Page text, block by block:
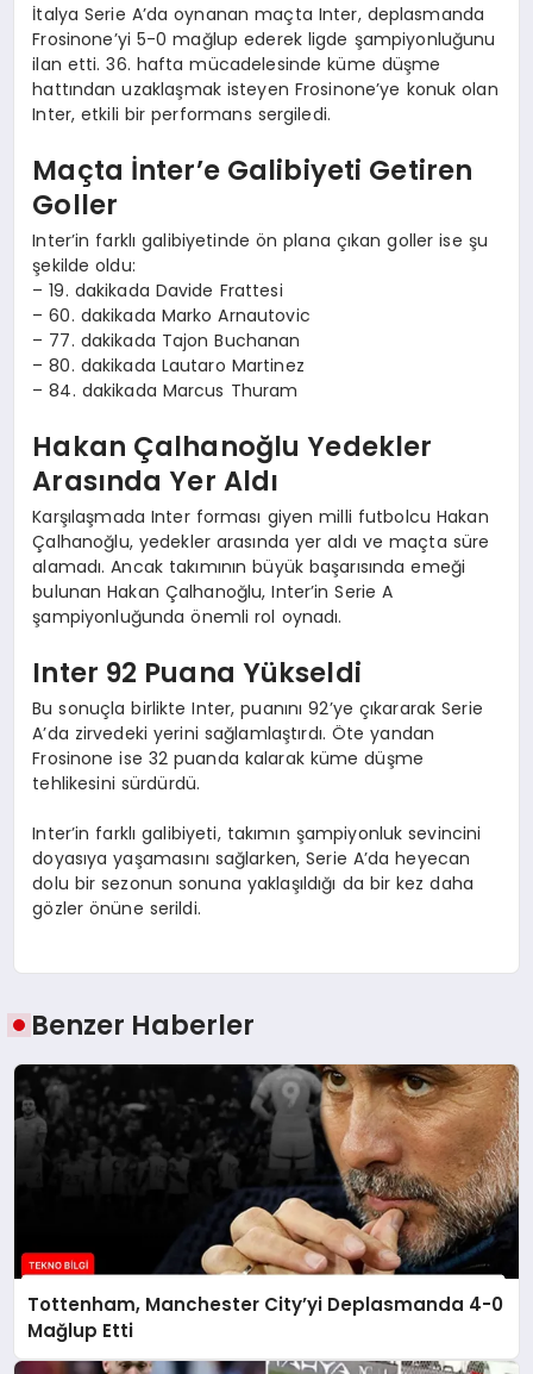
İtalya Serie A’da oynanan maçta Inter, deplasmanda
Frosinone’yi 5-0 mağlup ederek ligde şampiyonluğunu
ilan etti. 36. hafta mücadelesinde küme düşme
hattından uzaklaşmak isteyen Frosinone’ye konuk olan
Inter, etkili bir performans sergiledi.
Maçta İnter’e Galibiyeti Getiren
Goller
Inter’in farklı galibiyetinde ön plana çıkan goller ise şu
şekilde oldu:
– 19. dakikada Davide Frattesi
– 60. dakikada Marko Arnautovic
– 77. dakikada Tajon Buchanan
– 80. dakikada Lautaro Martinez
– 84. dakikada Marcus Thuram
Hakan Çalhanoğlu Yedekler
Arasında Yer Aldı
Karşılaşmada Inter forması giyen milli futbolcu Hakan
Çalhanoğlu, yedekler arasında yer aldı ve maçta süre
alamadı. Ancak takımının büyük başarısında emeği
bulunan Hakan Çalhanoğlu, Inter’in Serie A
şampiyonluğunda önemli rol oynadı.
Inter 92 Puana Yükseldi
Bu sonuçla birlikte Inter, puanını 92’ye çıkararak Serie
A’da zirvedeki yerini sağlamlaştırdı. Öte yandan
Frosinone ise 32 puanda kalarak küme düşme
tehlikesini sürdürdü.
Inter’in farklı galibiyeti, takımın şampiyonluk sevincini
doyasıya yaşamasını sağlarken, Serie A’da heyecan
dolu bir sezonun sonuna yaklaşıldığı da bir kez daha
gözler önüne serildi.
Benzer Haberler
Tottenham, Manchester City’yi Deplasmanda 4-0
Mağlup Etti